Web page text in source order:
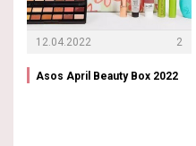
12.04.2022 2
Asos April Beauty Box 2022